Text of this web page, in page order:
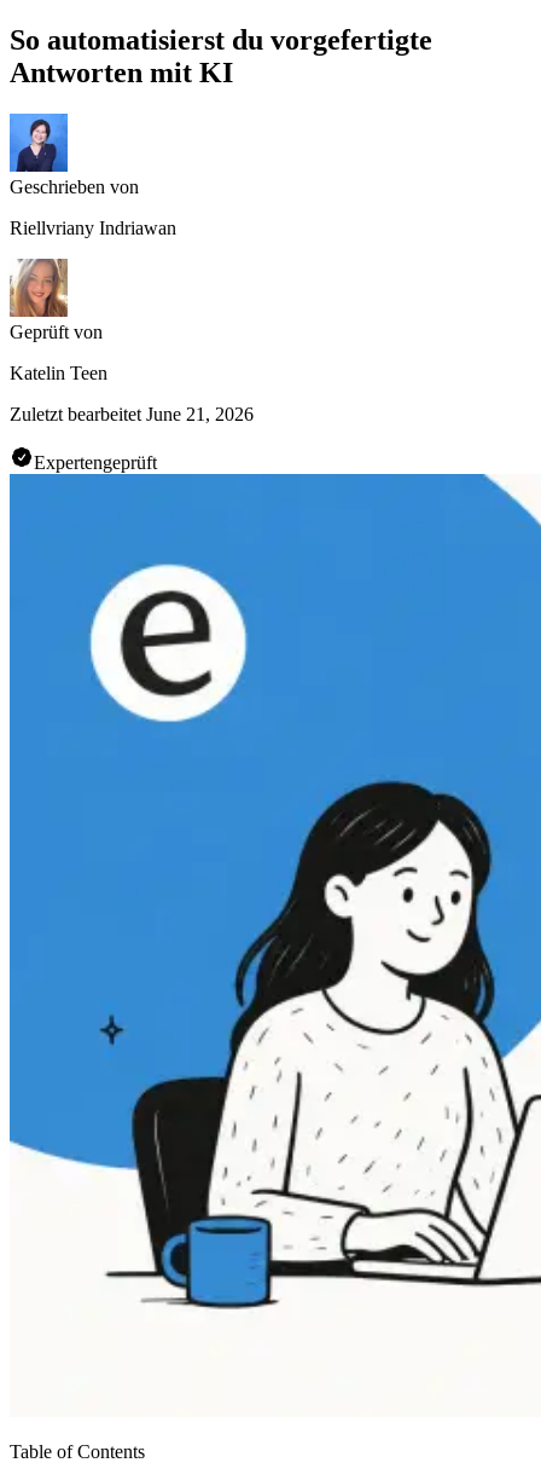
So automatisierst du vorgefertigte
Antworten mit KI
Geschrieben von
Riellvriany Indriawan
Geprüft von
Katelin Teen
Zuletzt bearbeitet June 21, 2026
Expertengeprüft
Table of Contents